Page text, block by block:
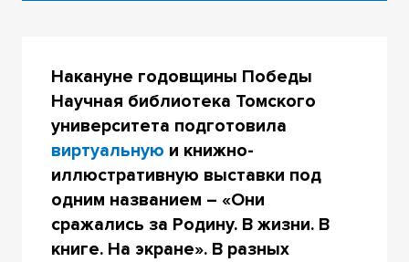
Накануне годовщины Победы
Научная библиотека Томского
университета подготовила
виртуальную и книжно-
иллюстративную выставки под
одним названием – «Они
сражались за Родину. В жизни. В
книге. На экране». В разных